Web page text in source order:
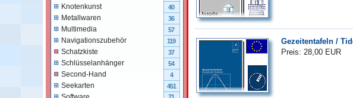
Gezeitentafeln /
Preis: 28,00 EUR
Knotenkunst 40
Metallwaren 36
Multimedia 57
Navigationszubehör 119
Schatzkiste 37
Schlüsselanhänger 54
Second-Hand 4
Seekarten 451